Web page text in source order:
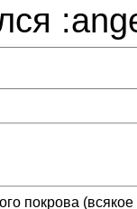
покрова